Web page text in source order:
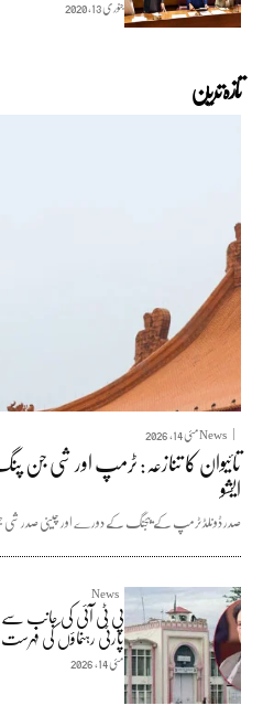
جنوری 13, 2020
تازہ ترین
Newsمئی 14, 2026
تائیوان کا تنازعہ: ٹرمپ اور شی
ایشو
صدر ڈونلڈ ٹرمپ کے بیجنگ کے دورے اور چینی صدر
News
پی ٹی آئی کی جانب
پارٹی رہنماؤں کی
مئی 14, 2026